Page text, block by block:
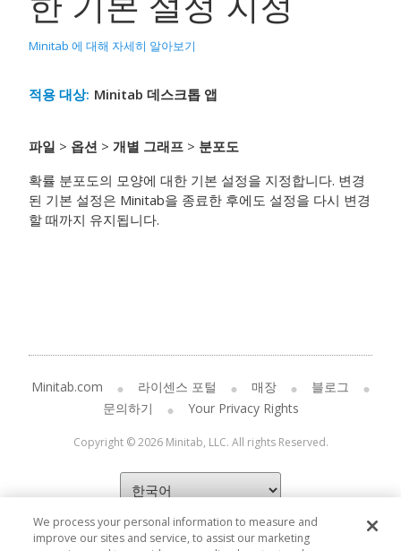
Minitab 에 대해 자세히 알아보기
적용 대상: Minitab 데스크톱 앱
파일 > 옵션 > 개별 그래프 > 분포도
확률 분포도의 모양에 대한 기본 설정을 지정합니다. 변경
된 기본 설정은 Minitab을 종료한 후에도 설정을 다시 변경
할 때까지 유지됩니다.
Minitab.com 라이센스 포털 매장
블로그
문의하기
Your Privacy Rights
Copyright © 2026 Minitab, LLC. All rights Reserved.
We process your personal information to measure and
improve our sites and service, to assist our marketing